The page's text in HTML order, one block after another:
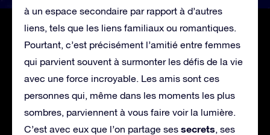
à un espace secondaire par rapport à d’autres
liens, tels que les liens familiaux ou romantiques.
Pourtant, c’est précisément l’amitié entre femmes
qui parvient souvent à surmonter les défis de la vie
avec une force incroyable. Les amis sont ces
personnes qui, même dans les moments les plus
sombres, parviennent à vous faire voir la lumière.
C’est avec eux que l’on partage ses secrets, ses